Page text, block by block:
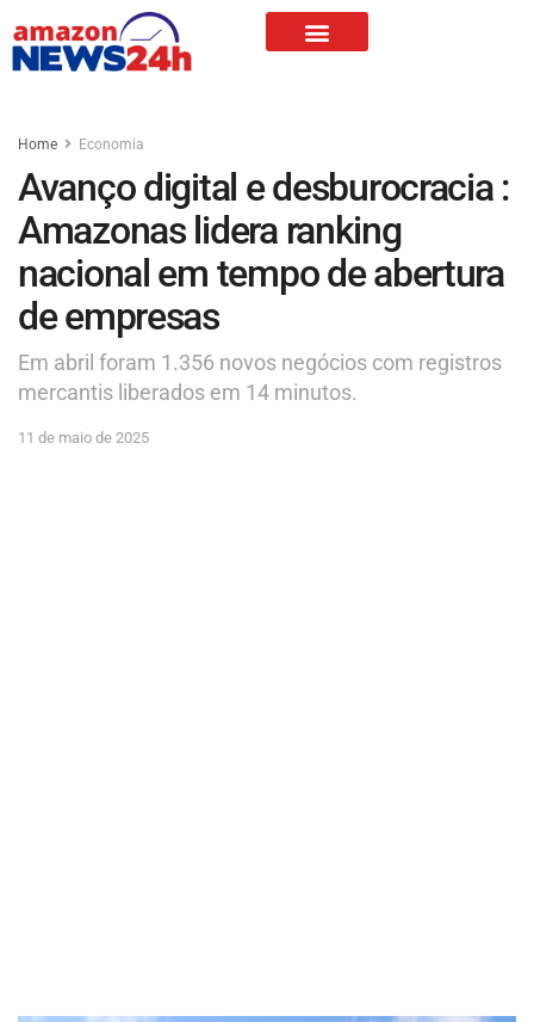
Home Economia
Avanço digital e desburocracia :
Amazonas lidera ranking
nacional em tempo de abertura
de empresas
Em abril foram 1.356 novos negócios com registros
mercantis liberados em 14 minutos.
11 de maio de 2025